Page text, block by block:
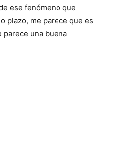
ese fenómeno que
plazo, me parece que es
parece una buena